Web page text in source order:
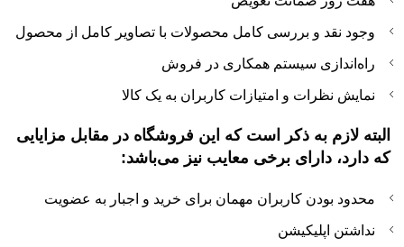
وجود نقد و بررسی کامل محصولات با تصاویر کامل از محصول
راه‌اندازی سیستم همکاری در فروش
نمایش نظرات و امتیازات کاربران به یک کالا
البته لازم به ذکر است که این فروشگاه در مقابل مزایایی
که دارد، دارای برخی معایب نیز می‌باشد:
محدود بودن کاربران مهمان برای خرید و اجبار به عضویت
نداشتن اپلیکیشن